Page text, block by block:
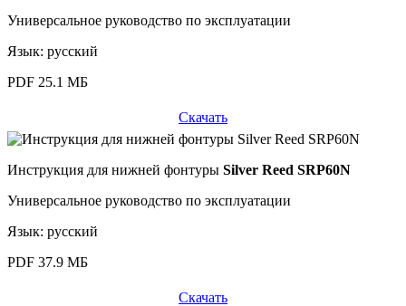
Универсальное руководство по эксплуатации
Язык: русский
PDF 25.1 МБ
Скачать
Инструкция для нижней фонтуры Silver Reed SRP60N
Универсальное руководство по эксплуатации
Язык: русский
PDF 37.9 МБ
Скачать